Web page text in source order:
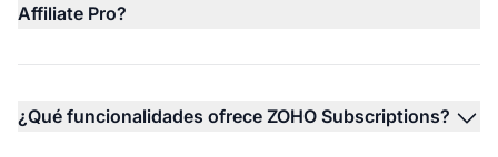
Affiliate Pro?
¿Qué funcionalidades ofrece ZOHO Subscriptions?